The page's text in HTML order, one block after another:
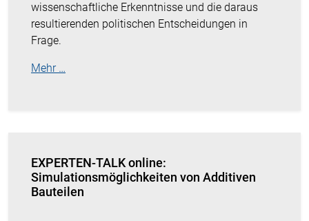
wissenschaftliche Erkenntnisse und die daraus
resultierenden politischen Entscheidungen in
Frage.
Mehr …
EXPERTEN-TALK online:
Simulationsmöglichkeiten von Additiven
Bauteilen